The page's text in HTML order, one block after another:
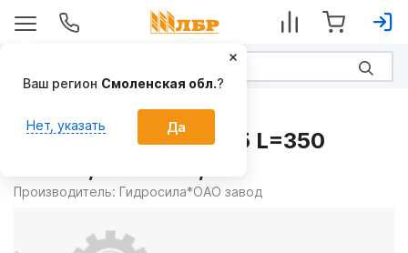
Рукав А90/17-08 16,5 L=350
Производитель: Гидросила*ОАО завод
Ваш регион Смоленская обл.?
Нет, указать Да